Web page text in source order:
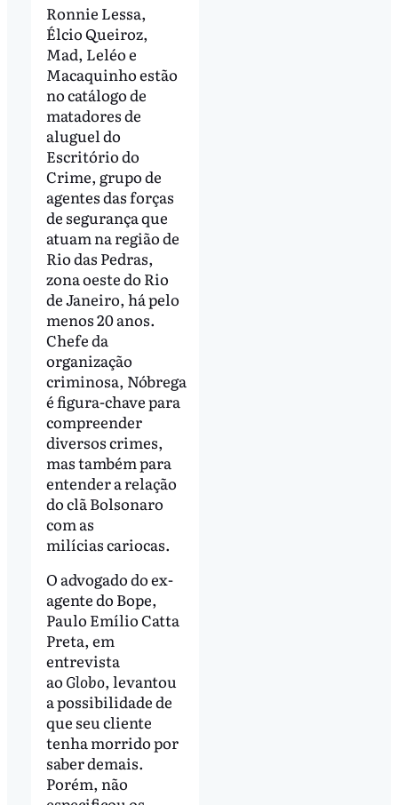
Ronnie Lessa,
Élcio Queiroz,
Mad, Leléo e
Macaquinho estão
no catálogo de
matadores de
aluguel do
Escritório do
Crime, grupo de
agentes das forças
de segurança que
atuam na região de
Rio das Pedras,
zona oeste do Rio
de Janeiro, há pelo
menos 20 anos.
Chefe da
organização
criminosa, Nóbrega
é figura-chave para
compreender
diversos crimes,
mas também para
entender a relação
do clã Bolsonaro
com as
milícias cariocas.
O advogado do ex-
agente do Bope,
Paulo Emílio Catta
Preta, em
entrevista
ao Globo, levantou
a possibilidade de
que seu cliente
tenha morrido por
saber demais.
Porém, não